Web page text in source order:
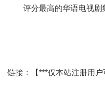
评分最高的华语电视剧
链接：【***仅本站注册用户